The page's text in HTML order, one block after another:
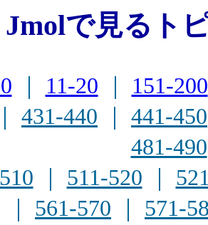
で見るト
11-20 151-200
431-440 441-450
481-490
511-520
561-570
571-